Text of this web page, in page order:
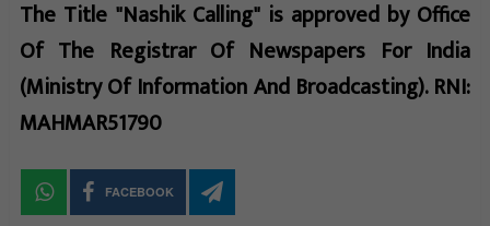
The Title "Nashik Calling" is approved by Office
Of The Registrar Of Newspapers For India
(Ministry Of Information And Broadcasting). RNI:
MAHMAR51790
FACEBOOK